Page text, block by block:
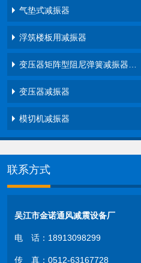
气垫式减振器
浮筑楼板用减振器
变压器矩阵型阻尼弹簧减振器…
变压器减振器
模切机减振器
联系方式
吴江市金诺通风减震设备厂
电 话：18913098299
传 真：0512-63167728